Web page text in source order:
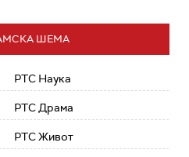
ШЕМА
РТС Наука
РТС Драма
РТС Живот